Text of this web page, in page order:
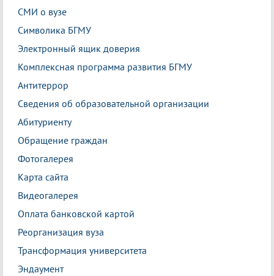
СМИ о вузе
Символика БГМУ
Электронный ящик доверия
Комплексная программа развития БГМУ
Антитеррор
Сведения об образовательной организации
Абитуриенту
Обращение граждан
Фотогалерея
Карта сайта
Видеогалерея
Оплата банковской картой
Реорганизация вуза
Трансформация университета
Эндаумент